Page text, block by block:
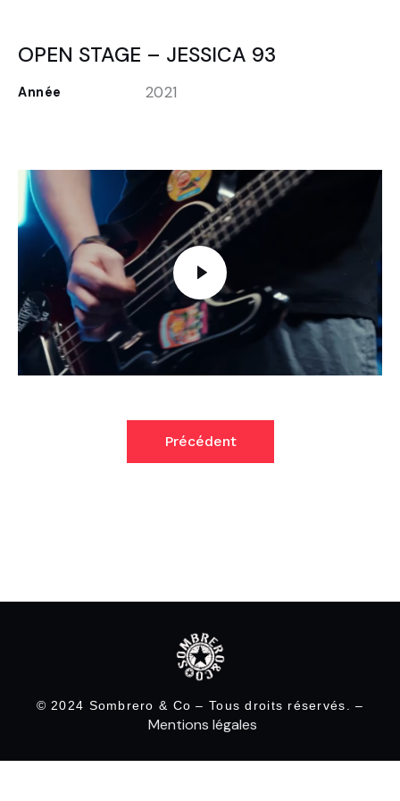
FR EN
OPEN STAGE – JESSICA 93
Année 2021
Précédent
© 2024 Sombrero & Co – Tous droits réservés. –
Mentions légales